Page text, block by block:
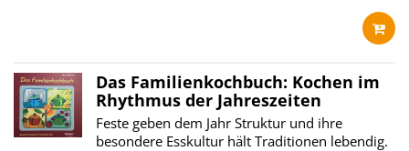
Das Familienkochbuch: Kochen im
Rhythmus der Jahreszeiten
Feste geben dem Jahr Struktur und ihre
besondere Esskultur hält Traditionen lebendig.